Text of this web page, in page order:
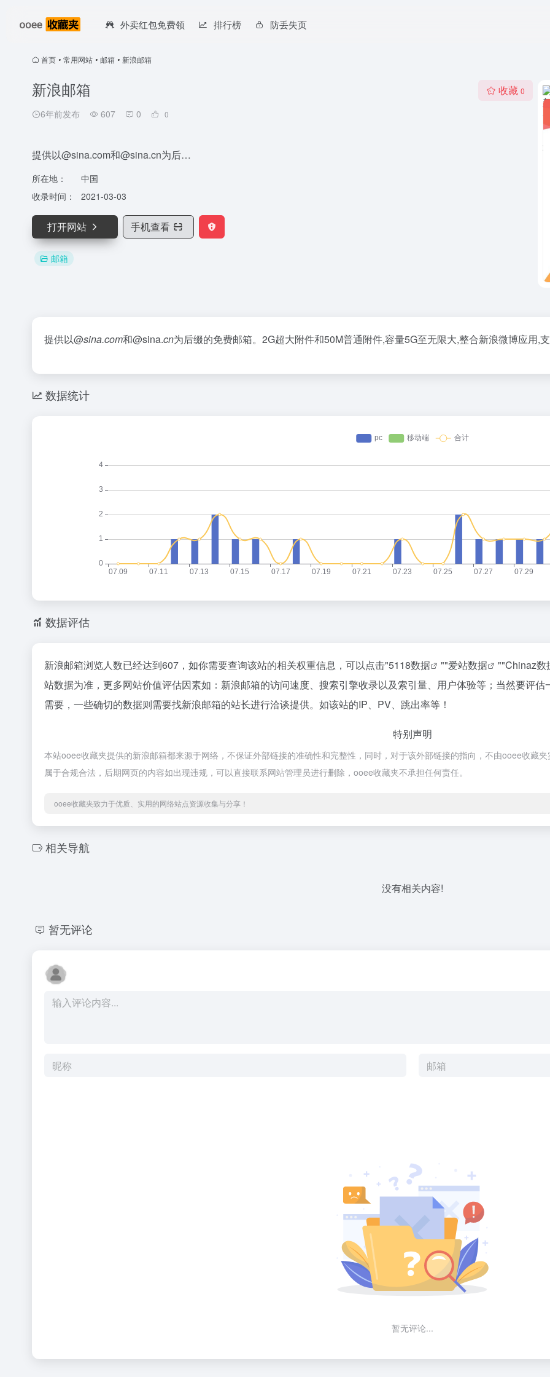
外卖红包免费领 排行榜 防丢失页
首页 • 常用网站 • 邮箱 • 新浪邮箱
新浪邮箱
6年前发布 607 0 0
收藏 0
提供以@sina.com和@sina.cn为后…
所在地：
中国
收录时间：
2021-03-03
打开网站 手机查看
邮箱
提供以@sina.com和@sina.cn为后缀的免费邮箱。2G超大附件和50M普通附件,容量5G至无限大,整合新浪微博应用,
数据统计
数据评估
新浪邮箱浏览人数已经达到607，如你需要查询该站的相关权重信息，可以点击"5118数据 ""爱站数据 ""Chinaz数
站数据为准，更多网站价值评估因素如：新浪邮箱的访问速度、搜索引擎收录以及索引量、用户体验等；当然要评
需要，一些确切的数据则需要找新浪邮箱的站长进行洽谈提供。如该站的IP、PV、跳出率等！
特别声明
本站ooee收藏夹提供的新浪邮箱都来源于网络，不保证外部链接的准确性和完整性，同时，对于该外部链接的指向，不由ooee收藏
属于合规合法，后期网页的内容如出现违规，可以直接联系网站管理员进行删除，ooee收藏夹不承担任何责任。
ooee收藏夹致力于优质、实用的网络站点资源收集与分享！
相关导航
没有相关内容!
暂无评论
暂无评论...